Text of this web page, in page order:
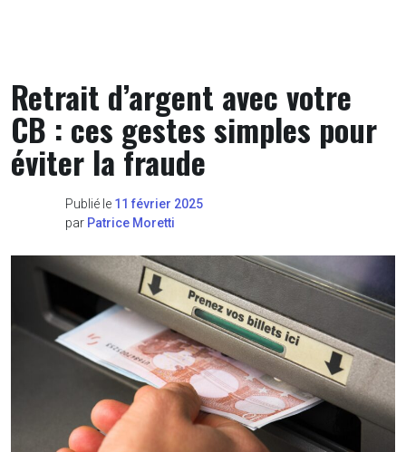
Retrait d’argent avec votre
CB : ces gestes simples pour
éviter la fraude
Publié le 11 février 2025
par Patrice Moretti